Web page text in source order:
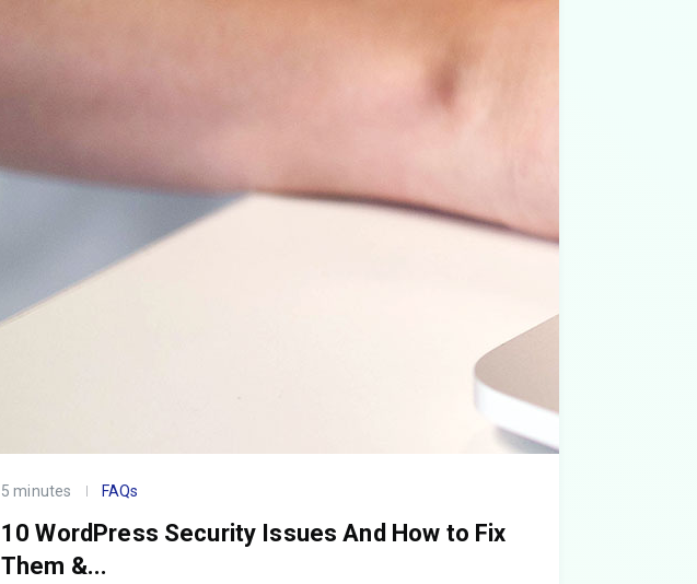
5 minutes FAQs
10 WordPress Security Issues And How to Fix
Them &...